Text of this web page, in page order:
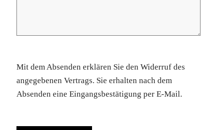
Mit dem Absenden erklären Sie den Widerruf des
angegebenen Vertrags. Sie erhalten nach dem
Absenden eine Eingangsbestätigung per E-Mail.